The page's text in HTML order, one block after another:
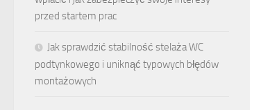
przed startem prac
Jak sprawdzić stabilność stelaża WC
podtynkowego i uniknąć typowych błędów
montażowych